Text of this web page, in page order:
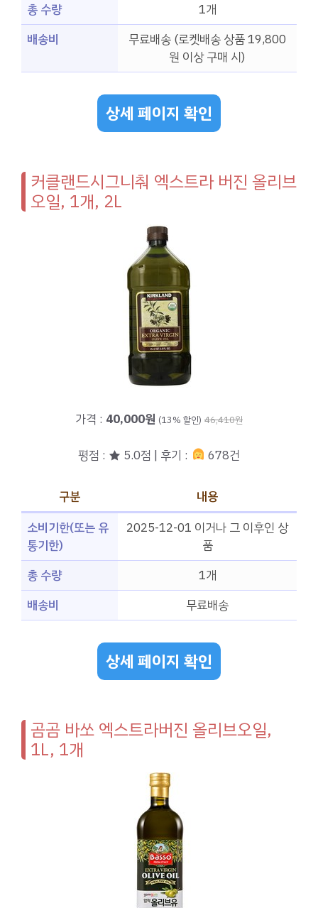
총 수량
1개
배송비
무료배송 (로켓배송 상품 19,800
원 이상 구매 시)
상세 페이지 확인
커클랜드시그니춰 엑스트라 버진 올리브
오일, 1개, 2L
가격 : 40,000원 (13% 할인) 46,410원
평점 : ★ 5.0점 | 후기 : 678건
구분
내용
소비기한(또는 유
통기한)
2025-12-01 이거나 그 이후인 상
품
총 수량
1개
배송비
무료배송
상세 페이지 확인
곰곰 바쏘 엑스트라버진 올리브오일,
1L, 1개